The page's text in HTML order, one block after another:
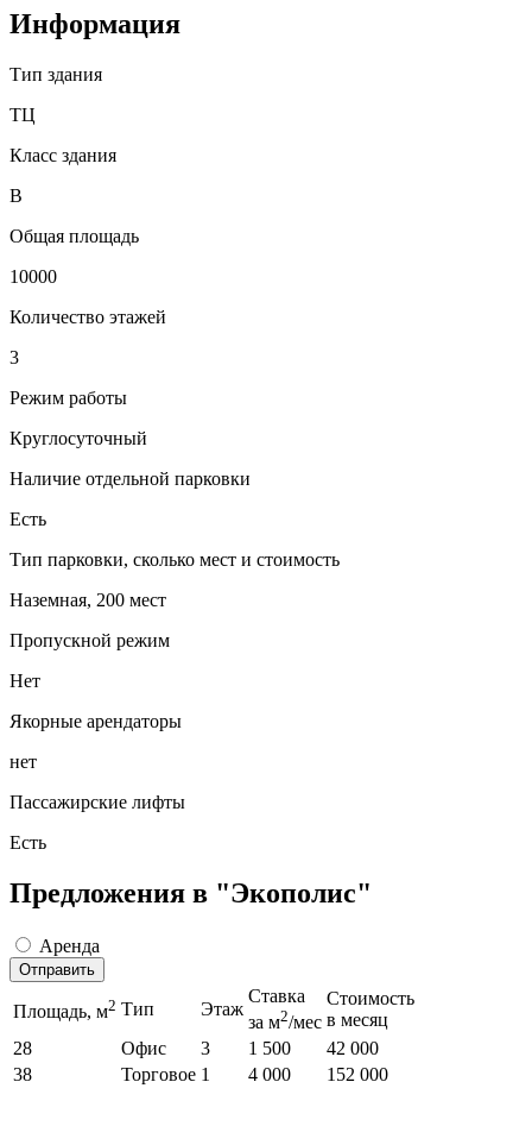
Информация
Тип здания
ТЦ
Класс здания
B
Общая площадь
10000
Количество этажей
3
Режим работы
Круглосуточный
Наличие отдельной парковки
Есть
Тип парковки, сколько мест и стоимость
Наземная, 200 мест
Пропускной режим
Нет
Якорные арендаторы
нет
Пассажирские лифты
Есть
Предложения в "Экополис"
Аренда
Отправить
Площадь, м2 Тип Этаж
Ставка
за м2/мес
Стоимость
в месяц
28
Офис 3 1 500
42 000
38
Торговое 1 4 000 152 000